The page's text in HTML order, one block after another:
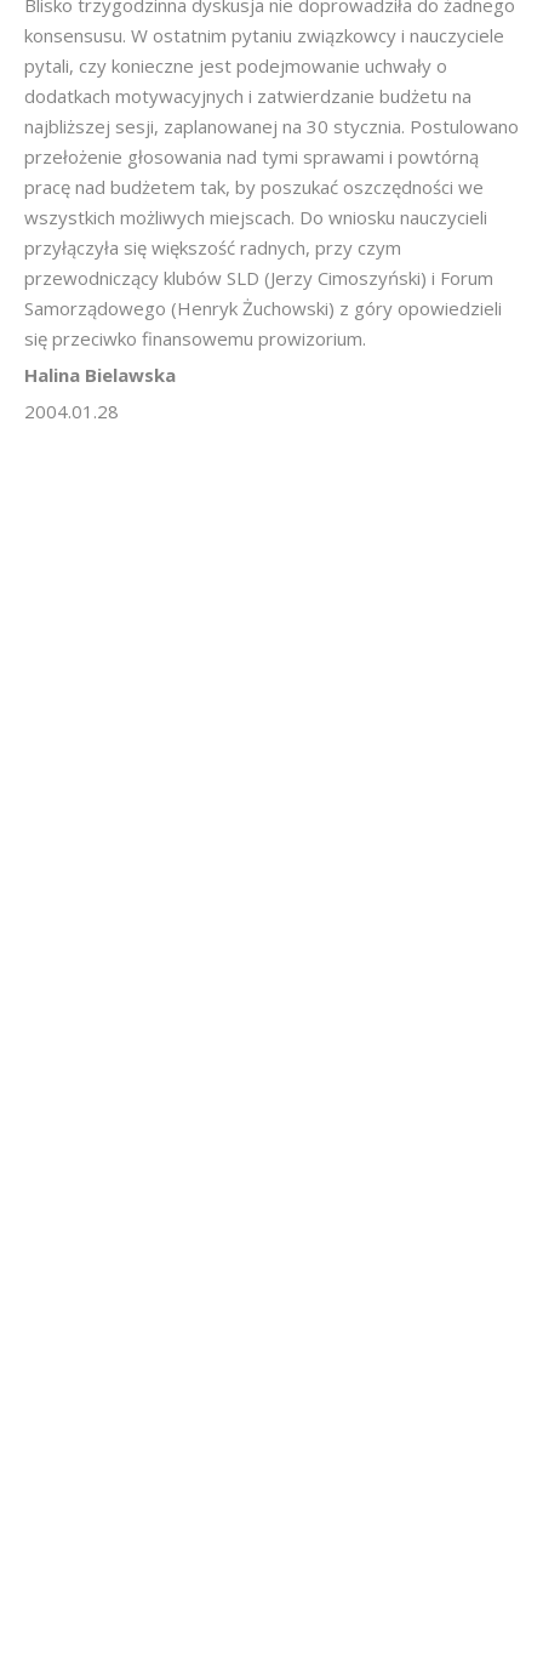
Blisko trzygodzinna dyskusja nie doprowadziła do żadnego
konsensusu. W ostatnim pytaniu związkowcy i nauczyciele
pytali, czy konieczne jest podejmowanie uchwały o
dodatkach motywacyjnych i zatwierdzanie budżetu na
najbliższej sesji, zaplanowanej na 30 stycznia. Postulowano
przełożenie głosowania nad tymi sprawami i powtórną
pracę nad budżetem tak, by poszukać oszczędności we
wszystkich możliwych miejscach. Do wniosku nauczycieli
przyłączyła się większość radnych, przy czym
przewodniczący klubów SLD (Jerzy Cimoszyński) i Forum
Samorządowego (Henryk Żuchowski) z góry opowiedzieli
się przeciwko finansowemu prowizorium.
Halina Bielawska
2004.01.28